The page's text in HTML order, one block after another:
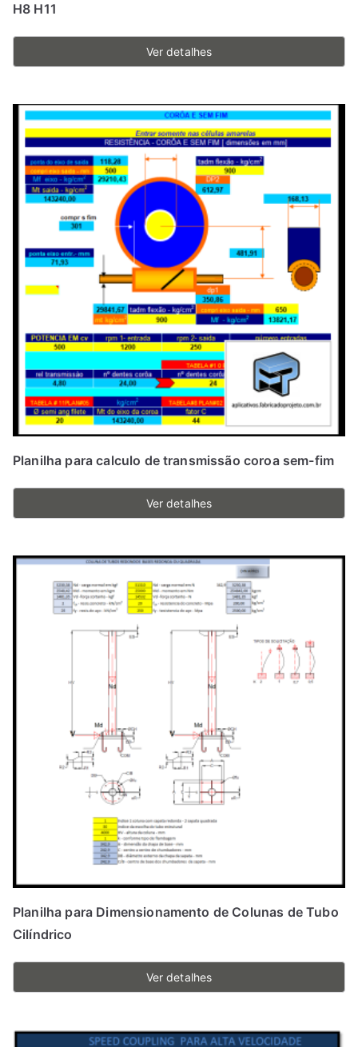
H8 H11
Ver detalhes
Planilha para calculo de transmissão coroa sem-fim
Ver detalhes
Planilha para Dimensionamento de Colunas de Tubo
Cilíndrico
Ver detalhes